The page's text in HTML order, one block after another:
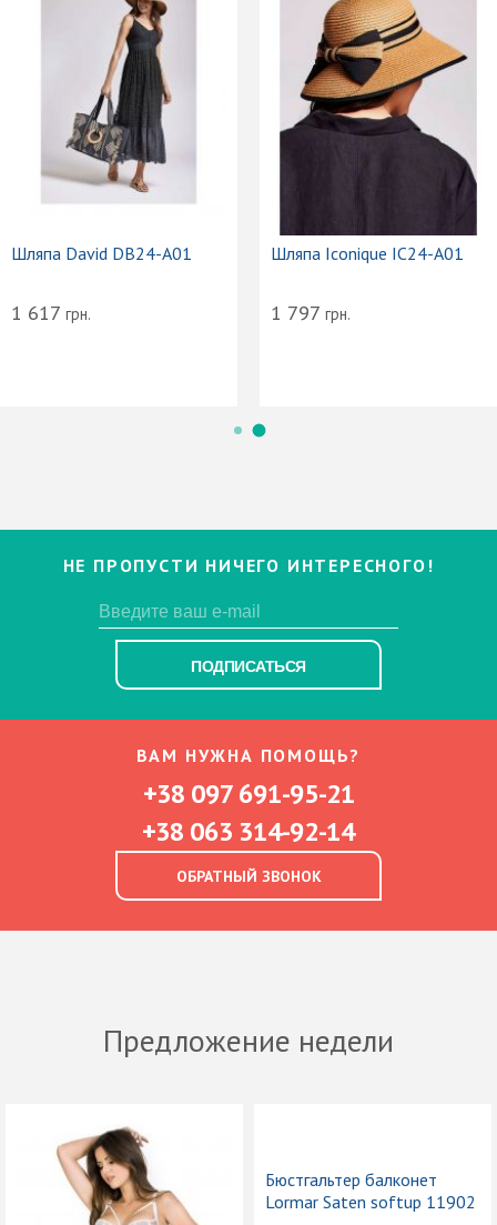
Шляпа David DB24-A01
1 617 грн.
Шляпа Iconique IC24-A01
1 797 грн.
НЕ ПРОПУСТИ НИЧЕГО ИНТЕРЕСНОГО!
ПОДПИСАТЬСЯ
ВАМ НУЖНА ПОМОЩЬ?
+38 097 691-95-21
+38 063 314-92-14
ОБРАТНЫЙ ЗВОНОК
Предложение недели
Бюстгальтер балконет
Lormar Saten softup 11902